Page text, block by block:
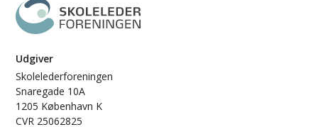
Udgiver
Skolelederforeningen
Snaregade 10A
1205 København K
CVR 25062825